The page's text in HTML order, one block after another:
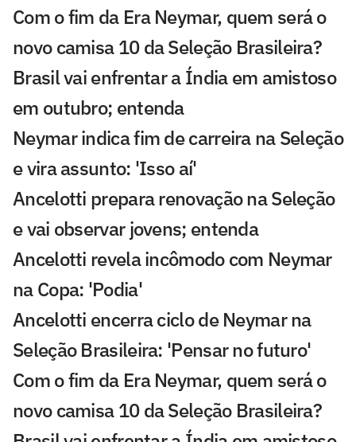
Com o fim da Era Neymar, quem será o
novo camisa 10 da Seleção Brasileira?
Brasil vai enfrentar a Índia em amistoso
em outubro; entenda
Neymar indica fim de carreira na Seleção
e vira assunto: 'Isso aí'
Ancelotti prepara renovação na Seleção
e vai observar jovens; entenda
Ancelotti revela incômodo com Neymar
na Copa: 'Podia'
Ancelotti encerra ciclo de Neymar na
Seleção Brasileira: 'Pensar no futuro'
Com o fim da Era Neymar, quem será o
novo camisa 10 da Seleção Brasileira?